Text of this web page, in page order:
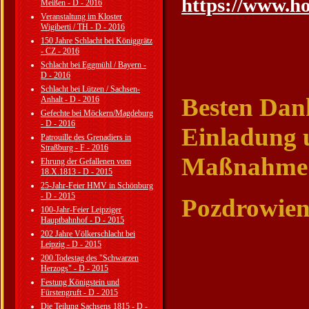
Meißen - D - 2016
Veranstaltung im Kloster
Wigiberti / TH - D - 2016
150 Jahre Schlacht bei Königgrätz
- CZ - 2016
Schlacht bei Eggmühl / Bayern -
D - 2016
Schlacht bei Lützen / Sachsen-
Anhalt - D - 2016
Gefechte bei Möckern/Magdeburg
- D - 2016
Patrouille des Grenadiers in
Straßburg - F - 2016
Ehrung der Gefallenen vom
18.X.1813 - D - 2015
25-Jahr-Feier HMV in Schönburg
- D - 2015
100-Jahr-Feier Leipziger
Hauptbahnhof - D - 2015
202 Jahre Völkerschlacht bei
Leipzig - D - 2015
200.Todestag des "Schwarzen
Herzogs" - D - 2015
Festung Königstein und
Fürstengruft - D - 2015
Die Teilung Sachsens 1815 - D -
https://
Besten
Einladung